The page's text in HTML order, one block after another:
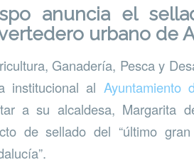
anuncia el
urbano de
Ganadería, Pesca y
institucional al Ayuntamiento
a su alcaldesa, Margarita
de sellado del “último